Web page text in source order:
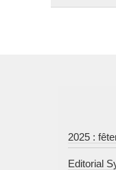
2025 :
Editorial